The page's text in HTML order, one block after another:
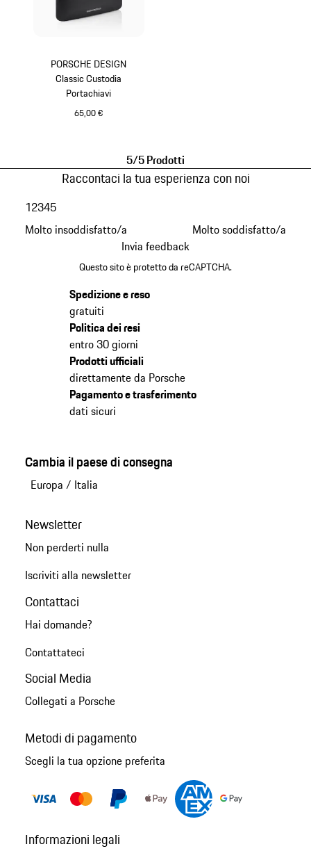
PORSCHE DESIGN
Classic Custodia
Portachiavi
65,00 €
5/5 Prodotti
Raccontaci la tua esperienza con noi
Molto insoddisfatto/a
12345
Molto soddisfatto/a
Invia feedback
Questo sito è protetto da reCAPTCHA.
Spedizione e reso
gratuiti
Politica dei resi
entro 30 giorni
Prodotti ufficiali
direttamente da Porsche
Pagamento e trasferimento
dati sicuri
Cambia il paese di consegna
Europa / Italia
Newsletter
Non perderti nulla
Iscriviti alla newsletter
Contattaci
Hai domande?
Contattateci
Social Media
Collegati a Porsche
Metodi di pagamento
Scegli la tua opzione preferita
Informazioni legali